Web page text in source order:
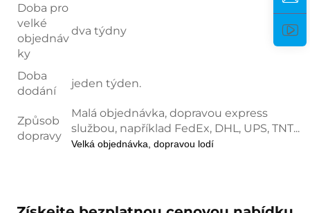
Doba pro
velké
objednáv
ky
dva týdny
Doba
dodání
jeden týden.
Způsob
dopravy
Malá objednávka, dopravou express
službou, například FedEx, DHL, UPS, TNT...
Velká objednávka, dopravou lodí